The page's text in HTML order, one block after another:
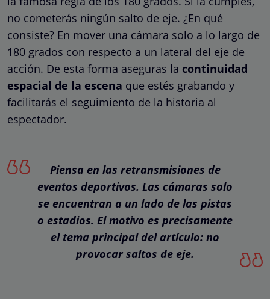
no cometerás ningún salto de eje. ¿En qué
consiste? En mover una cámara solo a lo largo de
180 grados con respecto a un lateral del eje de
acción. De esta forma aseguras la continuidad
espacial de la escena que estés grabando y
facilitarás el seguimiento de la historia al
espectador.
Piensa en las retransmisiones de
eventos deportivos. Las cámaras solo
se encuentran a un lado de las pistas
o estadios. El motivo es precisamente
el tema principal del artículo: no
provocar saltos de eje.